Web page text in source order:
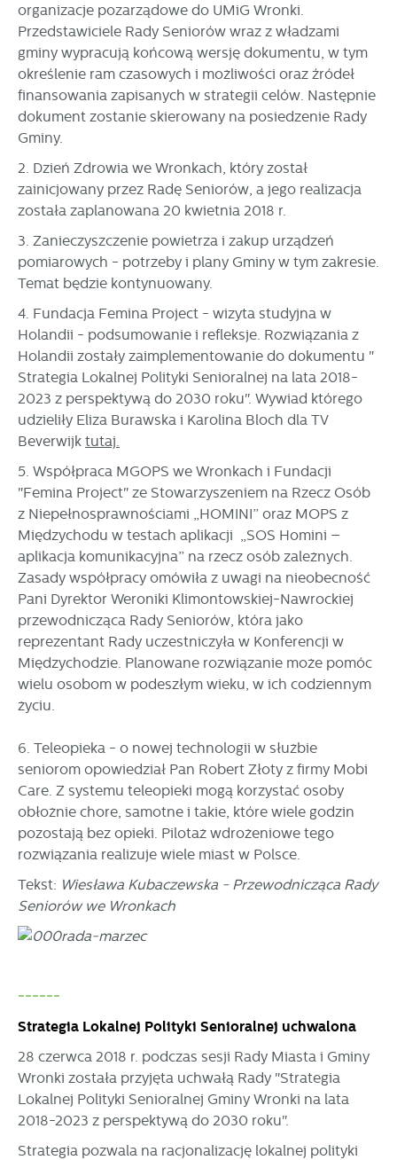
organizacje pozarządowe do UMiG Wronki.
Przedstawiciele Rady Seniorów wraz z władzami
gminy wypracują końcową wersję dokumentu, w tym
określenie ram czasowych i możliwości oraz źródeł
finansowania zapisanych w strategii celów. Następnie
dokument zostanie skierowany na posiedzenie Rady
Gminy.
2. Dzień Zdrowia we Wronkach, który został
zainicjowany przez Radę Seniorów, a jego realizacja
została zaplanowana 20 kwietnia 2018 r.
3. Zanieczyszczenie powietrza i zakup urządzeń
pomiarowych - potrzeby i plany Gminy w tym zakresie.
Temat będzie kontynuowany.
4. Fundacja Femina Project - wizyta studyjna w
Holandii - podsumowanie i refleksje. Rozwiązania z
Holandii zostały zaimplementowanie do dokumentu "
Strategia Lokalnej Polityki Senioralnej na lata 2018-
2023 z perspektywą do 2030 roku". Wywiad którego
udzieliły Eliza Burawska i Karolina Bloch dla TV
Beverwijk tutaj.
5. Współpraca MGOPS we Wronkach i Fundacji
"Femina Project" ze Stowarzyszeniem na Rzecz Osób
z Niepełnosprawnościami „HOMINI” oraz MOPS z
Międzychodu w testach aplikacji „SOS Homini –
aplikacja komunikacyjna” na rzecz osób zależnych.
Zasady współpracy omówiła z uwagi na nieobecność
Pani Dyrektor Weroniki Klimontowskiej-Nawrockiej
przewodnicząca Rady Seniorów, która jako
reprezentant Rady uczestniczyła w Konferencji w
Międzychodzie. Planowane rozwiązanie może pomóc
wielu osobom w podeszłym wieku, w ich codziennym
życiu.
6. Teleopieka - o nowej technologii w służbie
seniorom opowiedział Pan Robert Złoty z firmy Mobi
Care. Z systemu teleopieki mogą korzystać osoby
obłożnie chore, samotne i takie, które wiele godzin
pozostają bez opieki. Pilotaż wdrożeniowe tego
rozwiązania realizuje wiele miast w Polsce.
Tekst: Wiesława Kubaczewska - Przewodnicząca Rady
Seniorów we Wronkach
------
Strategia Lokalnej Polityki Senioralnej uchwalona
28 czerwca 2018 r. podczas sesji Rady Miasta i Gminy
Wronki została przyjęta uchwałą Rady "Strategia
Lokalnej Polityki Senioralnej Gminy Wronki na lata
2018-2023 z perspektywą do 2030 roku".
Strategia pozwala na racjonalizację lokalnej polityki